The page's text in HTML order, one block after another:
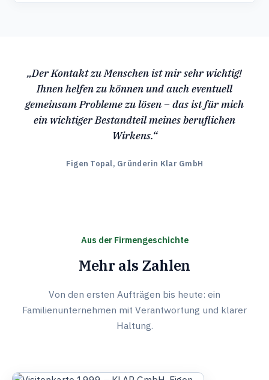
Stimme aus dem Unternehmen
„Der Kontakt zu Menschen ist mir sehr wichtig!
Ihnen helfen zu können und auch eventuell
gemeinsam Probleme zu lösen – das ist für mich
ein wichtiger Bestandteil meines beruflichen
Wirkens.“
Figen Topal, Gründerin Klar GmbH
Aus der Firmengeschichte
Mehr als Zahlen
Von den ersten Aufträgen bis heute: ein
Familienunternehmen mit Verantwortung und klarer
Haltung.